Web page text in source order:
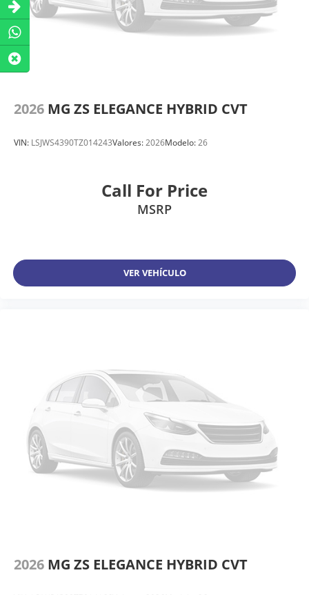
2026 MG ZS ELEGANCE HYBRID CVT
VIN: LSJWS4390TZ014243Valores:2026Modelo:26
Call For Price
MSRP
VER VEHÍCULO
2026 MG ZS ELEGANCE HYBRID CVT